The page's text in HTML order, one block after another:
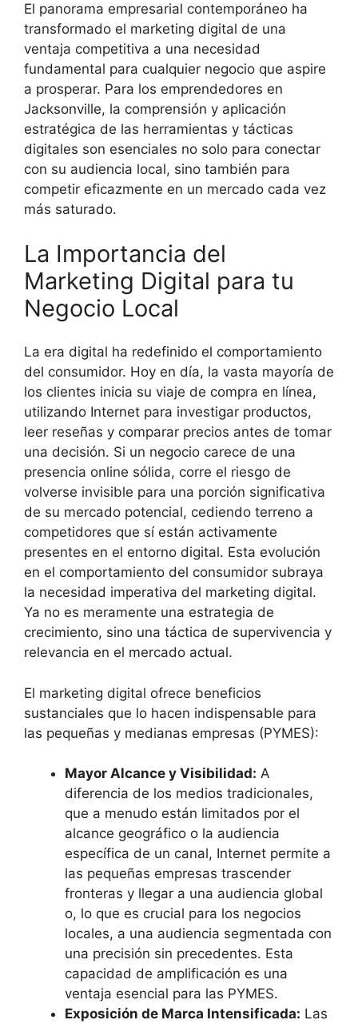
El panorama empresarial contemporáneo ha
transformado el marketing digital de una
ventaja competitiva a una necesidad
fundamental para cualquier negocio que aspire
a prosperar. Para los emprendedores en
Jacksonville, la comprensión y aplicación
estratégica de las herramientas y tácticas
digitales son esenciales no solo para conectar
con su audiencia local, sino también para
competir eficazmente en un mercado cada vez
más saturado.
La Importancia del
Marketing Digital para tu
Negocio Local
La era digital ha redefinido el comportamiento
del consumidor. Hoy en día, la vasta mayoría de
los clientes inicia su viaje de compra en línea,
utilizando Internet para investigar productos,
leer reseñas y comparar precios antes de tomar
una decisión. Si un negocio carece de una
presencia online sólida, corre el riesgo de
volverse invisible para una porción significativa
de su mercado potencial, cediendo terreno a
competidores que sí están activamente
presentes en el entorno digital. Esta evolución
en el comportamiento del consumidor subraya
la necesidad imperativa del marketing digital.
Ya no es meramente una estrategia de
crecimiento, sino una táctica de supervivencia y
relevancia en el mercado actual.
El marketing digital ofrece beneficios
sustanciales que lo hacen indispensable para
las pequeñas y medianas empresas (PYMES):
Mayor Alcance y Visibilidad: A
diferencia de los medios tradicionales,
que a menudo están limitados por el
alcance geográfico o la audiencia
específica de un canal, Internet permite a
las pequeñas empresas trascender
fronteras y llegar a una audiencia global
o, lo que es crucial para los negocios
locales, a una audiencia segmentada con
una precisión sin precedentes. Esta
capacidad de amplificación es una
ventaja esencial para las PYMES.
Exposición de Marca Intensificada: Las